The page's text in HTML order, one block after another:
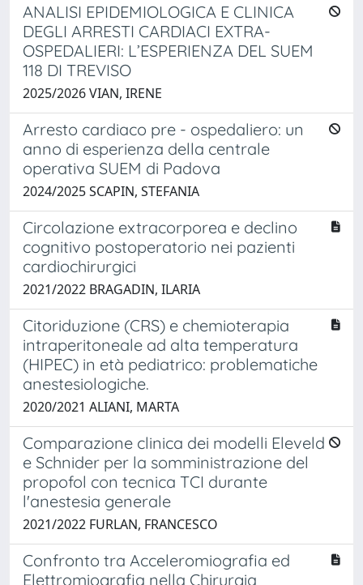
ANALISI EPIDEMIOLOGICA E CLINICA
DEGLI ARRESTI CARDIACI EXTRA-
OSPEDALIERI: L’ESPERIENZA DEL SUEM
118 DI TREVISO
2025/2026 VIAN, IRENE
Arresto cardiaco pre - ospedaliero: un
anno di esperienza della centrale
operativa SUEM di Padova
2024/2025 SCAPIN, STEFANIA
Circolazione extracorporea e declino
cognitivo postoperatorio nei pazienti
cardiochirurgici
2021/2022 BRAGADIN, ILARIA
Citoriduzione (CRS) e chemioterapia
intraperitoneale ad alta temperatura
(HIPEC) in età pediatrico: problematiche
anestesiologiche.
2020/2021 ALIANI, MARTA
Comparazione clinica dei modelli Eleveld
e Schnider per la somministrazione del
propofol con tecnica TCI durante
l'anestesia generale
2021/2022 FURLAN, FRANCESCO
Confronto tra Acceleromiografia ed
Elettromiografia nella Chirurgia